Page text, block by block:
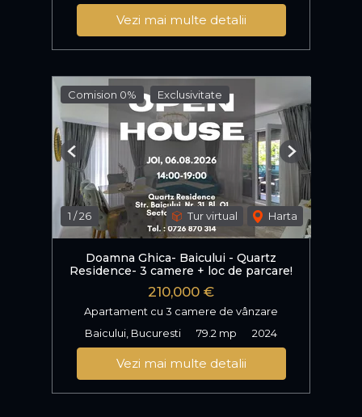
Vezi mai multe detalii
Comision 0% Exclusivitate
1 /26 Tur virtual Harta
Previous Next
Doamna Ghica- Baicului - Quartz
Residence- 3 camere + loc de parcare!
210,000 €
Apartament cu 3 camere de vânzare
Baicului, Bucuresti
79.2 mp 2024
Vezi mai multe detalii